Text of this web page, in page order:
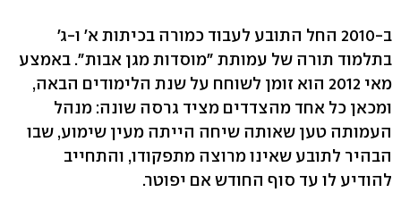
ב-2010 החל התובע לעבוד כמורה בכיתות א' ו-ג'
בתלמוד תורה של עמותת "מוסדות מגן אבות". באמצע
מאי 2012 הוא זומן לשוחח על שנת הלימודים הבאה,
ומכאן כל אחד מהצדדים מציד גרסה שונה: מנהל
העמותה טען שאותה שיחה הייתה מעין שימוע, שבו
הבהיר לתובע שאינו מרוצה מתפקודו, והתחייב
להודיע לו עד סוף החודש אם יפוטר.